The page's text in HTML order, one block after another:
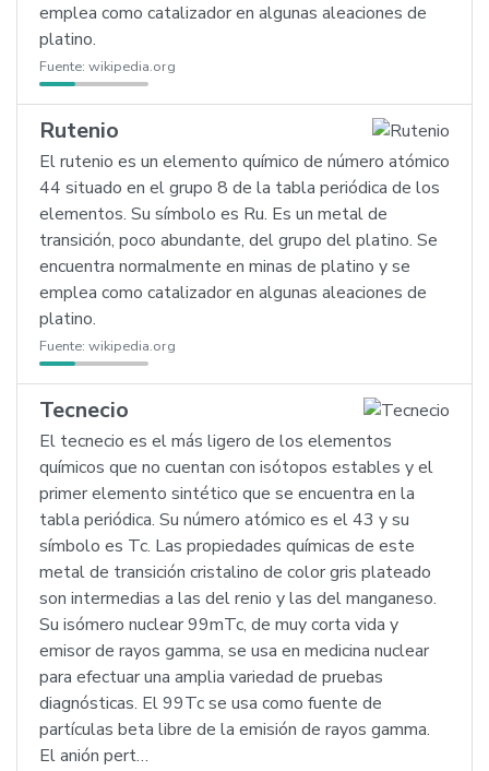
emplea como catalizador en algunas aleaciones de
platino.
Fuente: wikipedia.org
Rutenio
El rutenio es un elemento químico de número atómico
44 situado en el grupo 8 de la tabla periódica de los
elementos. Su símbolo es Ru. Es un metal de
transición, poco abundante, del grupo del platino. Se
encuentra normalmente en minas de platino y se
emplea como catalizador en algunas aleaciones de
platino.
Fuente: wikipedia.org
Tecnecio
El tecnecio es el más ligero de los elementos
químicos que no cuentan con isótopos estables y el
primer elemento sintético que se encuentra en la
tabla periódica. Su número atómico es el 43 y su
símbolo es Tc. Las propiedades químicas de este
metal de transición cristalino de color gris plateado
son intermedias a las del renio y las del manganeso.
Su isómero nuclear 99mTc, de muy corta vida y
emisor de rayos gamma, se usa en medicina nuclear
para efectuar una amplia variedad de pruebas
diagnósticas. El 99Tc se usa como fuente de
partículas beta libre de la emisión de rayos gamma.
El anión pert…